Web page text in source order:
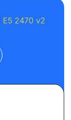
E5 2470 v2